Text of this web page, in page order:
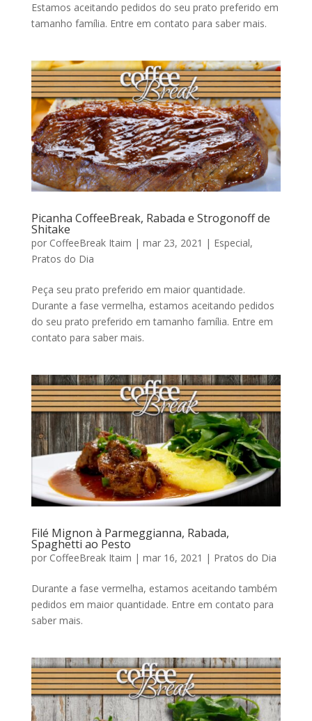
Estamos aceitando pedidos do seu prato preferido em
tamanho família. Entre em contato para saber mais.
Picanha CoffeeBreak, Rabada e Strogonoff de
Shitake
por CoffeeBreak Itaim | mar 23, 2021 | Especial,
Pratos do Dia
Peça seu prato preferido em maior quantidade.
Durante a fase vermelha, estamos aceitando pedidos
do seu prato preferido em tamanho família. Entre em
contato para saber mais.
Filé Mignon à Parmeggianna, Rabada,
Spaghetti ao Pesto
por CoffeeBreak Itaim | mar 16, 2021 | Pratos do Dia
Durante a fase vermelha, estamos aceitando também
pedidos em maior quantidade. Entre em contato para
saber mais.